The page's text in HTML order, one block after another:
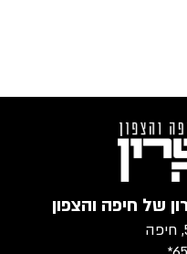
של חיפה והצפון